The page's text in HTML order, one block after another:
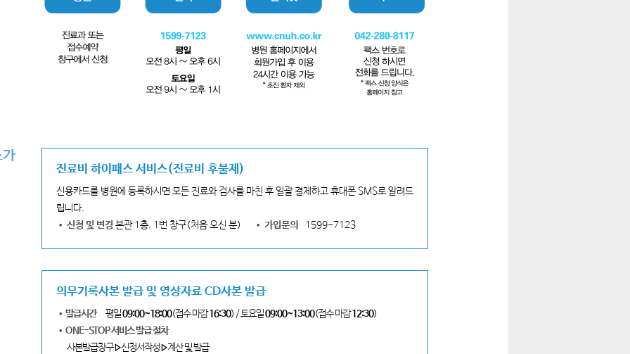
진료비 하이패스 서비스(진료비 후불제)
신용카드를 병원에 등록하시면 모든 진료와 검사를 마친 후 일괄 결제하고 휴대폰 SMS로 알려드
립니다.
• 신청 및 변경 본관 1층, 1번 창구(처음 오신 분) • 가입문의 1599-7123
의무기록사본 발급 및 영상자료 CD사본 발급
• 발급시간 평일09:00~18:00(접수 마감16:30) / 토요일09:00~13:00(접수 마감12:30)
• ONE-STOP 서비스 발급 절차
사본발급창구▹신청서작성▹계산 및 발급